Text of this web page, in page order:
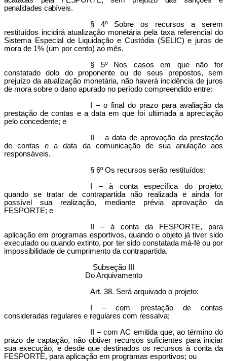
penalidades cabíveis.
§ 4º Sobre os recursos a serem
restituídos incidirá atualização monetária pela taxa referencial do
Sistema Especial de Liquidação e Custódia (SELIC) e juros de
mora de 1% (um por cento) ao mês.
§ 5º Nos casos em que não for
constatado dolo do proponente ou de seus prepostos, sem
prejuízo da atualização monetária, não haverá incidência de juros
de mora sobre o dano apurado no período compreendido entre:
I – o final do prazo para avaliação da
prestação de contas e a data em que foi ultimada a apreciação
pelo concedente; e
II – a data de aprovação da prestação
de contas e a data da comunicação de sua anulação aos
responsáveis.
§ 6º Os recursos serão restituídos:
I – à conta específica do projeto,
quando se tratar de contrapartida não realizada e ainda for
possível sua realização, mediante prévia aprovação da
FESPORTE; e
II – à conta da FESPORTE, para
aplicação em programas esportivos, quando o objeto já tiver sido
executado ou quando extinto, por ter sido constatada má-fé ou por
impossibilidade de cumprimento da contrapartida.
Subseção III
Do Arquivamento
Art. 38. Será arquivado o projeto:
I – com prestação de contas
consideradas regulares e regulares com ressalva;
II – com AC emitida que, ao término do
prazo de captação, não obtiver recursos suficientes para iniciar
sua execução, e desde que destinados os recursos à conta da
FESPORTE, para aplicação em programas esportivos; ou